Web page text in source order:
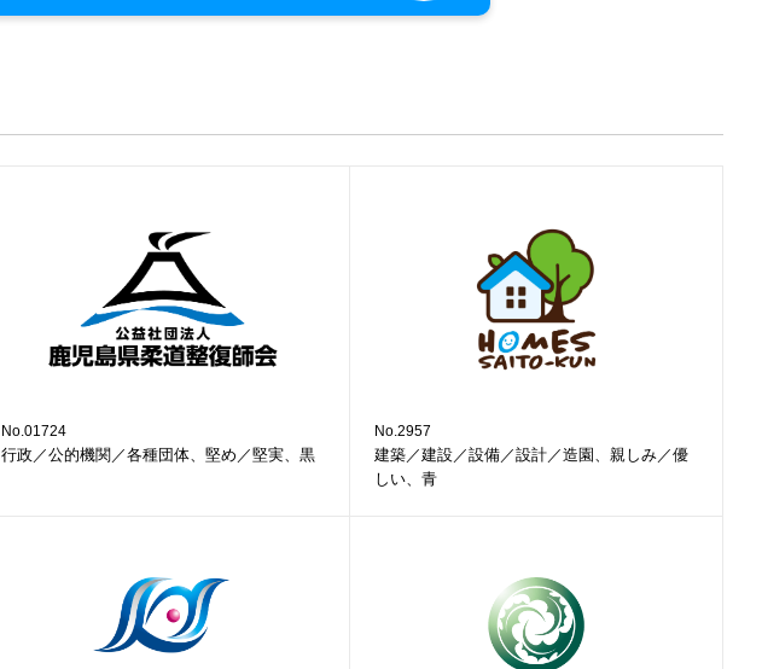
No.01724
行政／公的機関／各種団体、堅め／堅実、黒
No.2957
建築／建設／設備／設計／造園、親しみ／優
しい、青